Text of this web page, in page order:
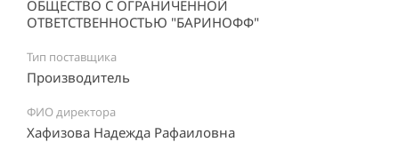
ОБЩЕСТВО С ОГРАНИЧЕННОЙ
ОТВЕТСТВЕННОСТЬЮ "БАРИНОФФ"
Тип поставщика
Производитель
ФИО директора
Хафизова Надежда Рафаиловна